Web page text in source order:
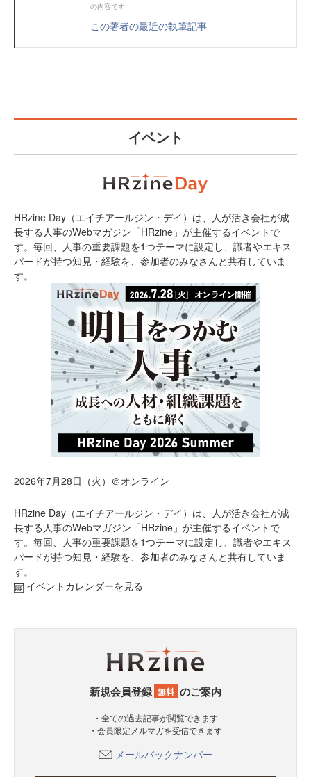
の内容です
この著者の最近の執筆記事
イベント
HRzine Day（エイチアールジン・デイ）は、人が活き会社が成
長する人事のWebマガジン「HRzine」が主催するイベントで
す。毎回、人事の重要課題を1つテーマに設定し、識者やエキス
パードが持つ知見・経験を、参加者のみなさんと共有していま
す。
2026年7月28日（火）＠オンライン
HRzine Day（エイチアールジン・デイ）は、人が活き会社が成
長する人事のWebマガジン「HRzine」が主催するイベントで
す。毎回、人事の重要課題を1つテーマに設定し、識者やエキス
パードが持つ知見・経験を、参加者のみなさんと共有していま
す。
イベントカレンダーを見る
新規会員登録 無料 のご案内
・全ての過去記事が閲覧できます
・会員限定メルマガを受信できます
メールバックナンバー